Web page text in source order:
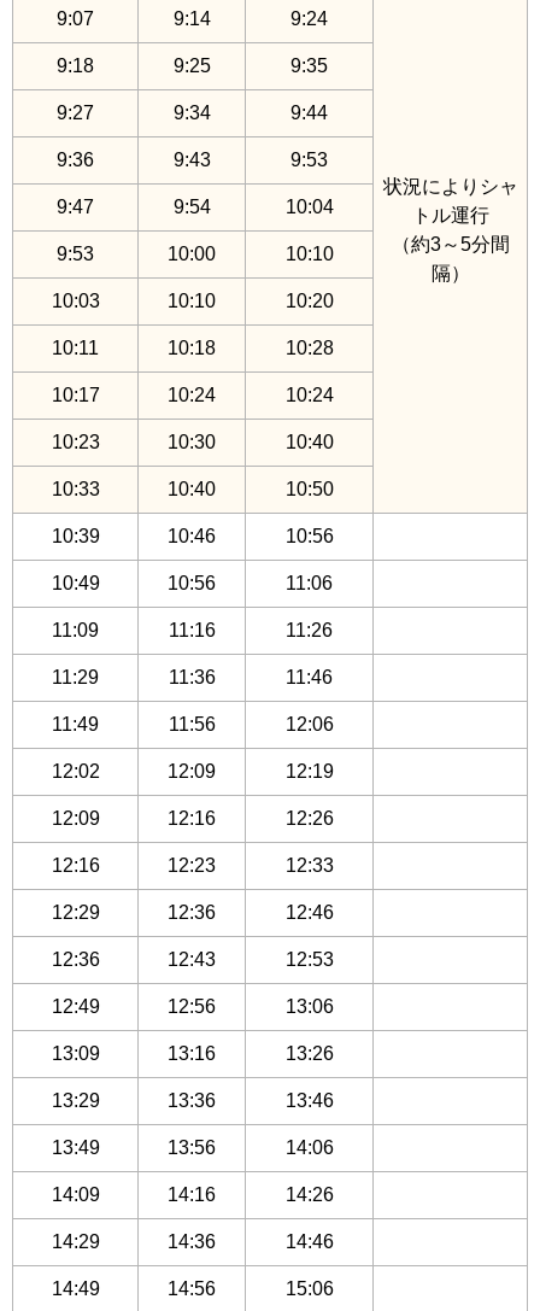
状況によりシャ
トル運行
（約3～5分間
隔）
9:07 9:14 9:24
9:18 9:25 9:35
9:27 9:34 9:44
9:36 9:43 9:53
9:47 9:54 10:04
9:53 10:00 10:10
10:03 10:10 10:20
10:11 10:18 10:28
10:17 10:24 10:24
10:23 10:30 10:40
10:33 10:40 10:50
10:39 10:46 10:56
10:49 10:56 11:06
11:09 11:16 11:26
11:29 11:36 11:46
11:49 11:56 12:06
12:02 12:09 12:19
12:09 12:16 12:26
12:16 12:23 12:33
12:29 12:36 12:46
12:36 12:43 12:53
12:49 12:56 13:06
13:09 13:16 13:26
13:29 13:36 13:46
13:49 13:56 14:06
14:09 14:16 14:26
14:29 14:36 14:46
14:49 14:56 15:06